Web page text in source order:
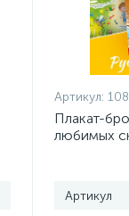
Артикул:
Плакат-
любимых
Артикул